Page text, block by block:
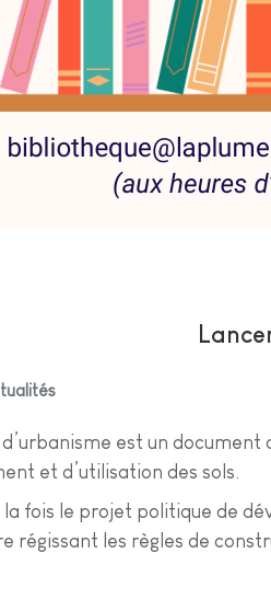
d’urbanisme est un
et d’utilisation des sols.
la fois le projet politique de
régissant les règles de